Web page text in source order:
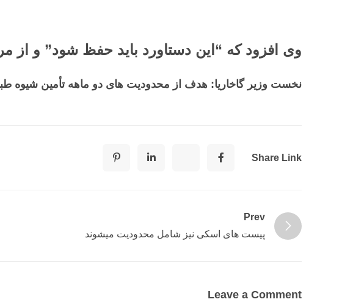
وی افزود که “این دستاورد باید حفظ شود” و
نخست وزیر گاخاریا: هدف از محدودیت های دو ماهه تأمین شیوه
Share Link
Prev
پیست های اسکی نیز شامل محدودیت میشوند
Leave a Comment